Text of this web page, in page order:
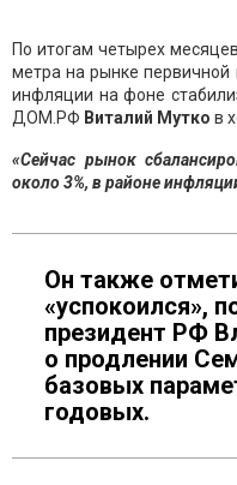
По итогам четырех
метра на рынке
инфляции на фоне
ДОМ.РФ Виталий Мутко в
«Сейчас рынок
около 3%, в районе
Он также
«успокоился»,
президент РФ
о продлении
базовых
годовых.